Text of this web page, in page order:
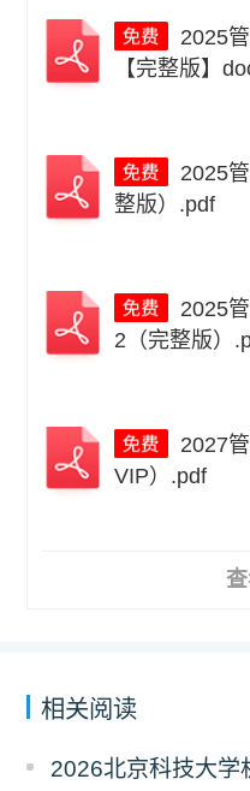
【完整版】
整版）.pdf
2（完整版）
VIP）.pdf
相关阅读